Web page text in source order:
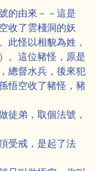
的由來－－這是
收了雲棧洞的妖
此怪以相貌為姓，
。這位豬怪，原是
總督水兵，後來犯
悟空收了豬怪，豬
徒弟，取個法號，
受戒，是起了法